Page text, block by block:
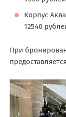
Корпус
12540
При